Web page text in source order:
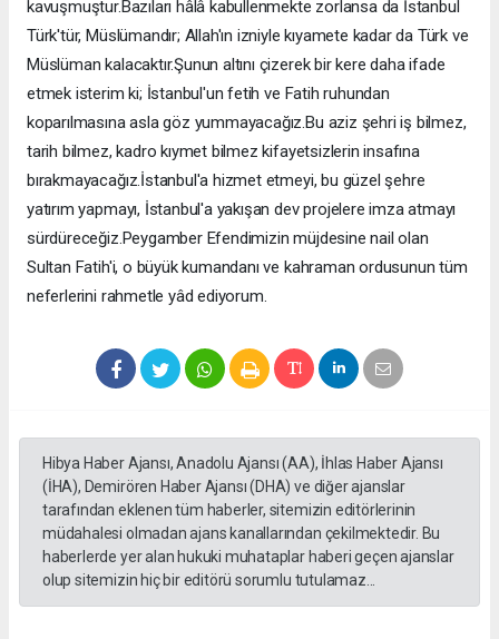
kavuşmuştur.Bazıları hâlâ kabullenmekte zorlansa da İstanbul
Türk'tür, Müslümandır; Allah'ın izniyle kıyamete kadar da Türk ve
Müslüman kalacaktır.Şunun altını çizerek bir kere daha ifade
etmek isterim ki; İstanbul'un fetih ve Fatih ruhundan
koparılmasına asla göz yummayacağız.Bu aziz şehri iş bilmez,
tarih bilmez, kadro kıymet bilmez kifayetsizlerin insafına
bırakmayacağız.İstanbul'a hizmet etmeyi, bu güzel şehre
yatırım yapmayı, İstanbul'a yakışan dev projelere imza atmayı
sürdüreceğiz.Peygamber Efendimizin müjdesine nail olan
Sultan Fatih'i, o büyük kumandanı ve kahraman ordusunun tüm
neferlerini rahmetle yâd ediyorum.
Hibya Haber Ajansı, Anadolu Ajansı (AA), İhlas Haber Ajansı
(İHA), Demirören Haber Ajansı (DHA) ve diğer ajanslar
tarafından eklenen tüm haberler, sitemizin editörlerinin
müdahalesi olmadan ajans kanallarından çekilmektedir. Bu
haberlerde yer alan hukuki muhataplar haberi geçen ajanslar
olup sitemizin hiç bir editörü sorumlu tutulamaz...